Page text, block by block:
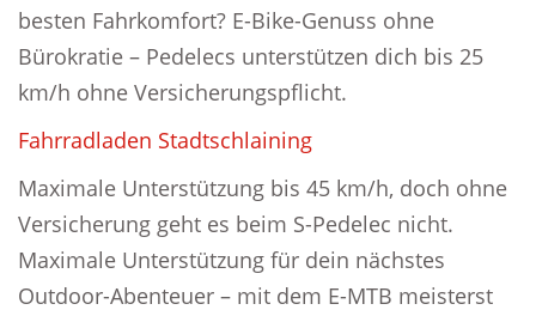
besten Fahrkomfort? E-Bike-Genuss ohne
Bürokratie – Pedelecs unterstützen dich bis 25
km/h ohne Versicherungspflicht.
Fahrradladen Stadtschlaining
Maximale Unterstützung bis 45 km/h, doch ohne
Versicherung geht es beim S-Pedelec nicht.
Maximale Unterstützung für dein nächstes
Outdoor-Abenteuer – mit dem E-MTB meisterst